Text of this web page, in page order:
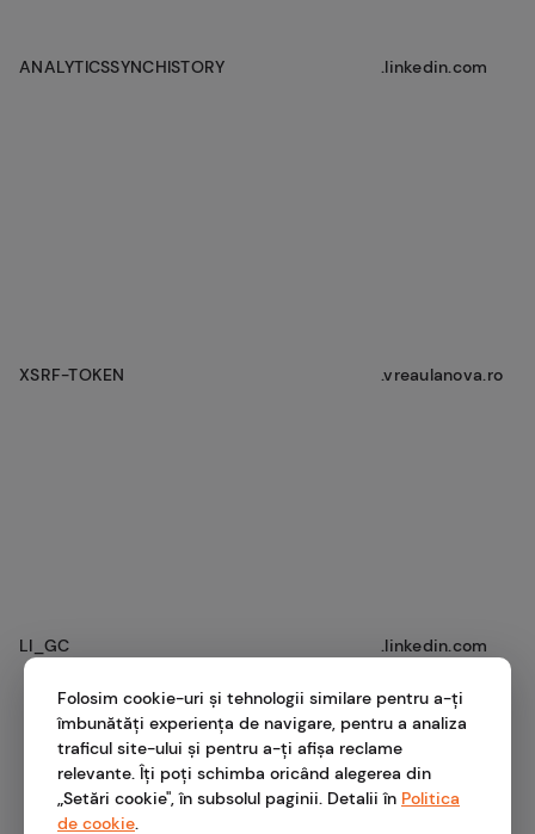
ANALYTICSSYNCHISTORY .linkedin.com
XSRF-TOKEN .vreaulanova.ro
LI_GC .linkedin.com
Folosim cookie-uri și tehnologii similare pentru a-ți
îmbunătăți experiența de navigare, pentru a analiza
traficul site-ului și pentru a-ți afișa reclame
relevante. Îți poți schimba oricând alegerea din
„Setări cookie", în subsolul paginii. Detalii în Politica
de cookie.